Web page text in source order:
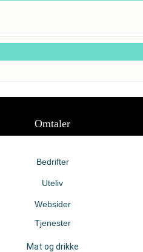
Omtaler
Bedrifter
Uteliv
Websider
Tjenester
Mat og drikke